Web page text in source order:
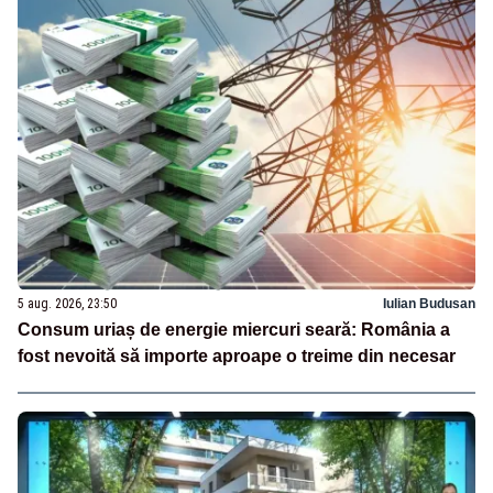
5 aug. 2026, 23:50 Iulian Budusan
Consum uriaș de energie miercuri seară: România a
fost nevoită să importe aproape o treime din necesar